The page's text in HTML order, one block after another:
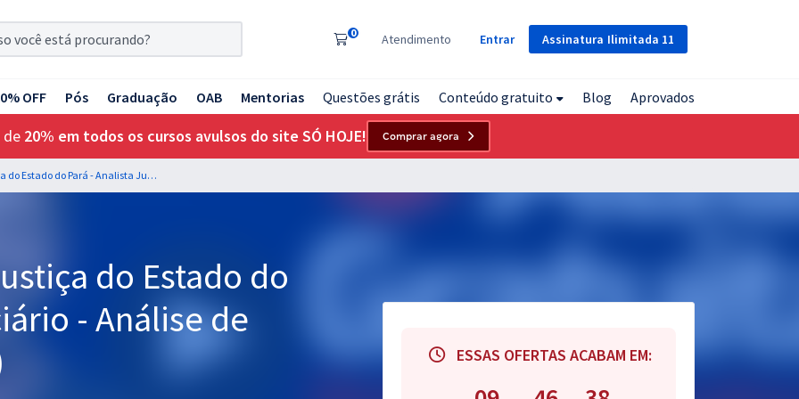
Assinatura Ilimitada 11
0 Atendimento Entrar
OFF Pós Graduação OAB Mentorias Questões grátis Conteúdo gratuito Blog Aprovados
de 20% em todos os cursos avulsos do site SÓ HOJE! Comprar agora
TJ PA - Tribunal de Justiça do Estado do Pará - Analista Judiciário - Análise de Suporte (Pós-Edital)
do Estado do
- Análise de
ESSAS OFERTAS ACABAM EM: